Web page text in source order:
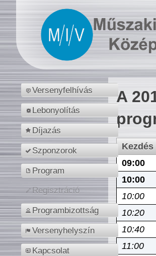
Versenyfelhívás
Lebonyolítás
Díjazás
Szponzorok
Program
Regisztráció
Programbizottság
Versenyhelyszín
Kapcsolat
A
Kezdés
09:00
10:00
10:00
10:20
10:40
11:00